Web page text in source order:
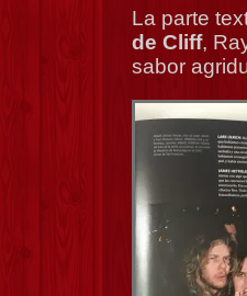
La parte
de Cliff,
sabor